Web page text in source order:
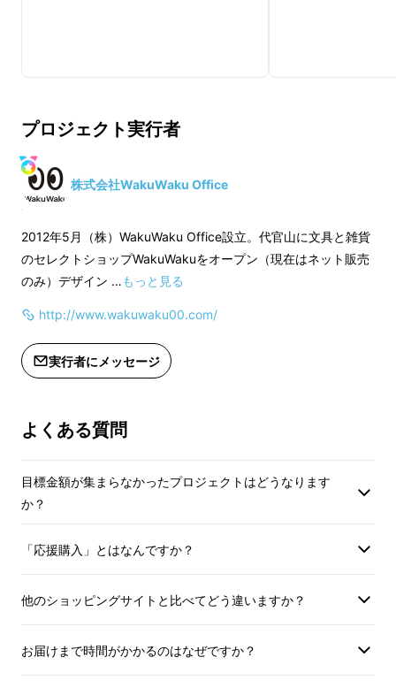
プロジェクト実行者
株式会社WakuWaku Office
2012年5月（株）WakuWaku Office設立。代官山に文具と雑貨
のセレクトショップWakuWakuをオープン（現在はネット販売
のみ）デザイン …もっと見る
http://www.wakuwaku00.com/
実行者にメッセージ
よくある質問
目標金額が集まらなかったプロジェクトはどうなります
か？
「応援購入」とはなんですか？
他のショッピングサイトと比べてどう違いますか？
お届けまで時間がかかるのはなぜですか？